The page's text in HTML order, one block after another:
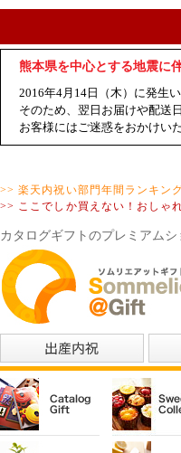
熊本県を中心とする地震に
2016年4月14日（木）に発生
そのため、翌日お届けや配送
お客様にはご迷惑をおかけい
>> 楽天内祝い部門年間ランキン
>> ここでしか買えない！おしゃ
カタログギフトのプレミアム